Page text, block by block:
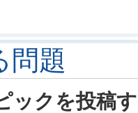
問題
ックを投稿